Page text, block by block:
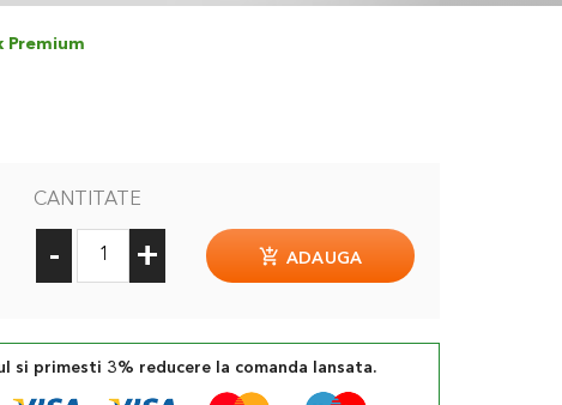
CANTITATE
- + ADAUGA
si primesti 3% reducere la comanda lansata.